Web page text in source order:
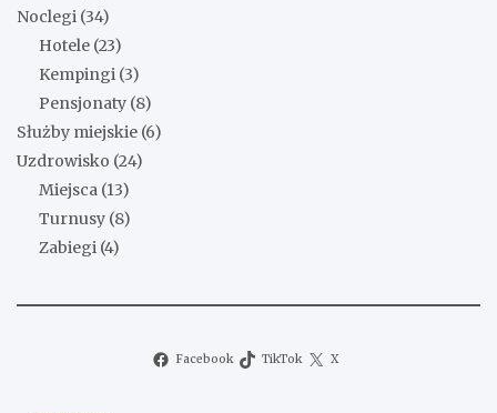
Noclegi (34)
Hotele (23)
Kempingi (3)
Pensjonaty (8)
Służby miejskie (6)
Uzdrowisko (24)
Miejsca (13)
Turnusy (8)
Zabiegi (4)
Facebook TikTok X